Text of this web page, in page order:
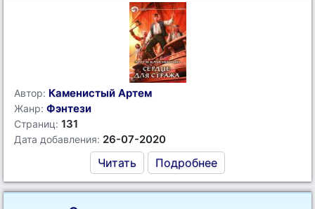
Автор: Каменистый Артем
Жанр: Фэнтези
Страниц: 131
Дата добавления: 26-07-2020
Читать Подробнее